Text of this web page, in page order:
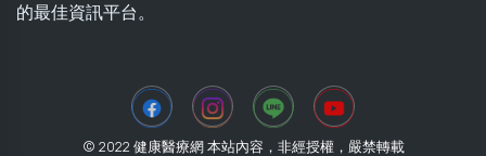
的最佳資訊平台。
© 2022 健康醫療網 本站內容，非經授權，嚴禁轉載